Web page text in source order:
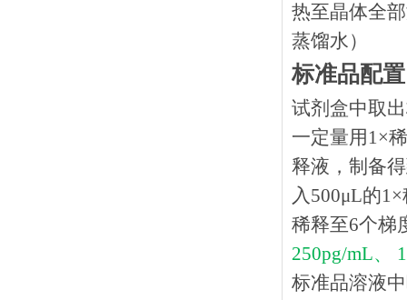
热⾄晶体全
蒸馏水）
标准品配置
试剂盒中取
一定量用1×
释液，制备
入500μL的
稀释至6个梯
250pg/mL、
标准品溶液